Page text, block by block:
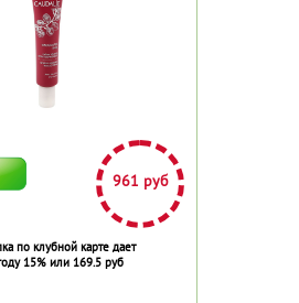
961 руб
по клубной карте дает
15% или 169.5 руб